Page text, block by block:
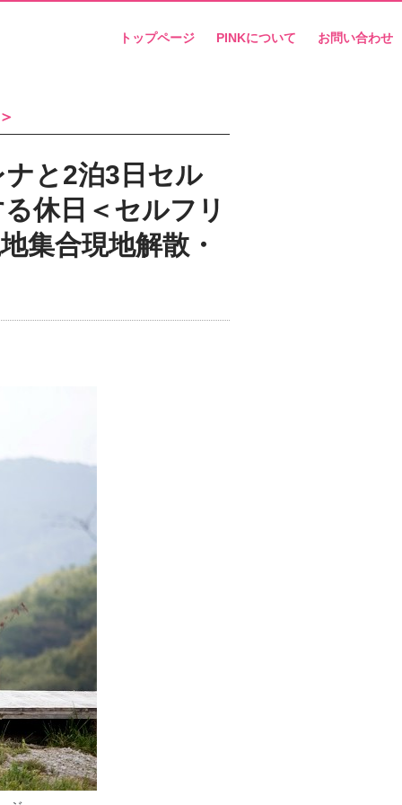
トップページ PINKについて お問い合わせ
と2泊3日セル
休日＜セルフリ
集合現地解散・